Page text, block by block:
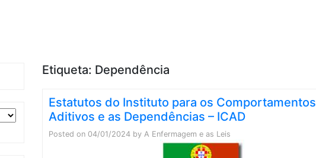
Etiqueta: Dependência
Estatutos do Instituto para os Comportamentos
Aditivos e as Dependências – ICAD
Posted on 04/01/2024 by A Enfermagem e as Leis